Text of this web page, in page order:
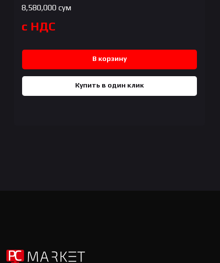
8,580,000 сум
с НДС
В корзину
Купить в один клик